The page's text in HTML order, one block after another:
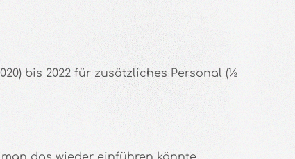
bis 2022 für zusätzliches Personal (½